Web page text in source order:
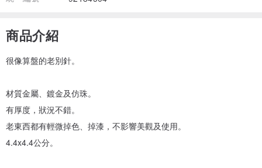
商品介紹
很像算盤的老別針。
材質金屬、鍍金及仿珠。
有厚度，狀況不錯。
老東西都有輕微掉色、掉漆，不影響美觀及使用。
4.4x4.4公分。